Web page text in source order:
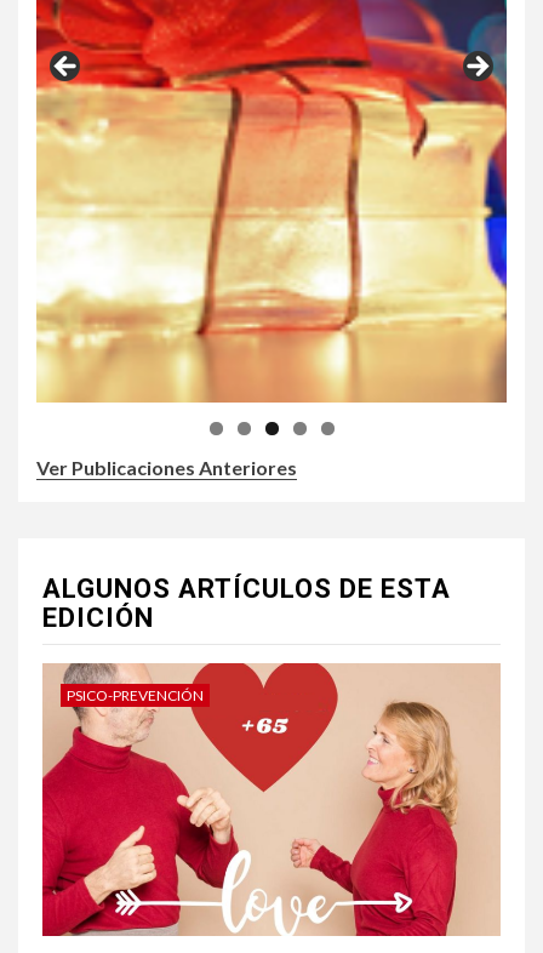
Ver Publicaciones Anteriores
ALGUNOS ARTÍCULOS DE ESTA
EDICIÓN
PSICO-PREVENCIÓN